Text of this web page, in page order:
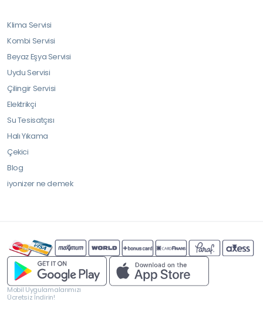
Klima Servisi
Kombi Servisi
Beyaz Eşya Servisi
Uydu Servisi
Çilingir Servisi
Elektrikçi
Su Tesisatçısı
Halı Yıkama
Çekici
Blog
iyonizer ne demek
Mobil Uygulamalarımızı
Ücretsiz İndirin!